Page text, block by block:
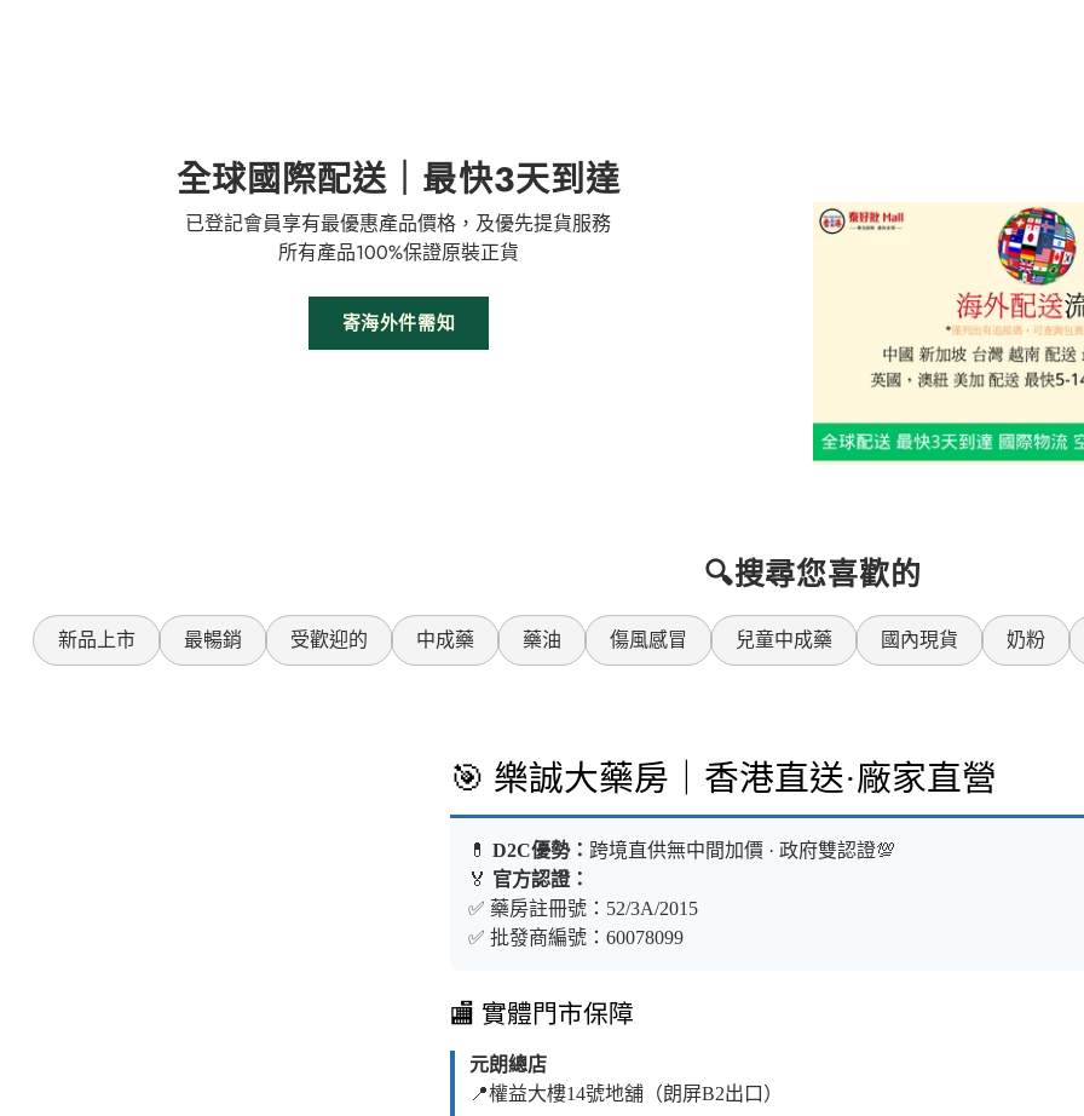
全球國際配送｜最快3天到達
已登記會員享有最優惠產品價格，及優先提貨服務
所有產品100%保證原裝正貨
寄海外件需知
🔍搜尋您喜歡的
新品上市 最暢銷 受歡迎的 中成藥 藥油 傷風感冒 兒童中成藥 國內現貨 奶粉
🎯 樂誠大藥房｜香港直送·廠家直營
💊 D2C優勢： 跨境直供無中間加價 · 政府雙認證💯
🏅 官方認證：
✅ 藥房註冊號：52/3A/2015
✅ 批發商編號：60078099
🏬 實體門市保障
元朗總店
📍權益大樓14號地舖（朗屏B2出口）